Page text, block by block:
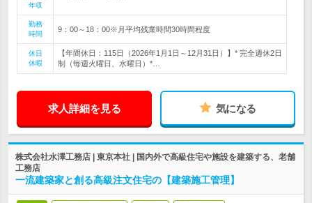
年収
勤務
時間
9：00～18：00※月平均残業時間30時間程度
休日
休暇
【年間休日：115日（2026年1月1日～12月31日）】* 完全週休2日
制（毎週火曜日、水曜日）*…
求人詳細を見る 気になる
株式会社水澤工務店 | 東京本社 | 国内外で高級住宅や施設を建築する、老舗
工務店
一流建築家と創る高級注文住宅の【建築施工管理】